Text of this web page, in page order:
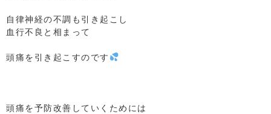
自律神経の不調も引き起こし
血行不良と相まって
頭痛を引き起こすのです
頭痛を予防改善していくためには